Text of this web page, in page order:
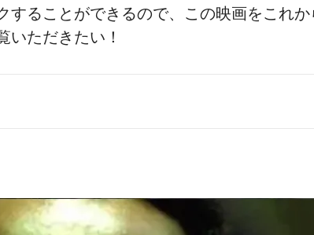
ることができるので、この映画をこれ
ただきたい！